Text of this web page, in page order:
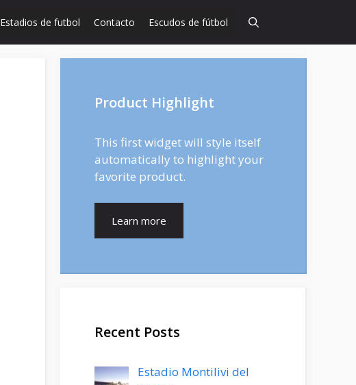
Estadios de futbol Contacto Escudos de fútbol
Product Highlight
This first widget will style itself
automatically to highlight your
favorite product.
Learn more
Recent Posts
Estadio Montilivi del